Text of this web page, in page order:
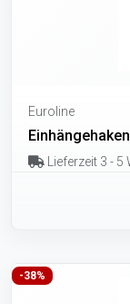
Euroline
Lieferzeit 3 - 5
-38%